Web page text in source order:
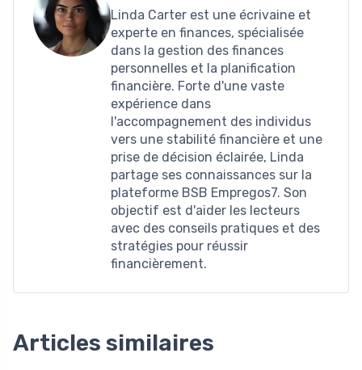
Linda Carter est une écrivaine et
experte en finances, spécialisée
dans la gestion des finances
personnelles et la planification
financière. Forte d'une vaste
expérience dans
l'accompagnement des individus
vers une stabilité financière et une
prise de décision éclairée, Linda
partage ses connaissances sur la
plateforme BSB Empregos7. Son
objectif est d'aider les lecteurs
avec des conseils pratiques et des
stratégies pour réussir
financièrement.
Articles similaires